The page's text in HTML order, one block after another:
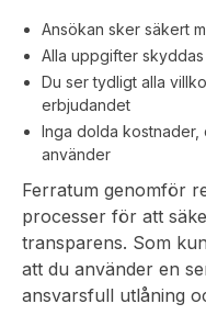
Ansökan sker säkert
Alla uppgifter skyddas
Du ser tydligt alla
erbjudandet
Inga dolda
använder
Ferratum genomför
processer för att
transparens. Som
att du använder en
ansvarsfull utlåning